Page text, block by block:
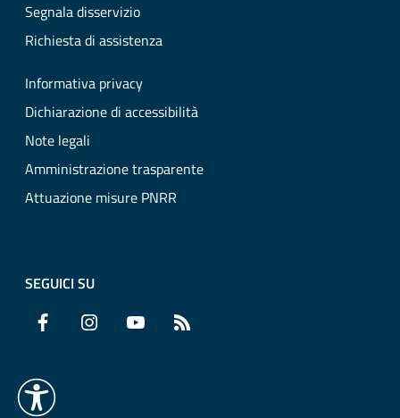
Segnala disservizio
Richiesta di assistenza
Informativa privacy
Dichiarazione di accessibilità
Note legali
Amministrazione trasparente
Attuazione misure PNRR
SEGUICI SU
Facebook Instagram YouTube